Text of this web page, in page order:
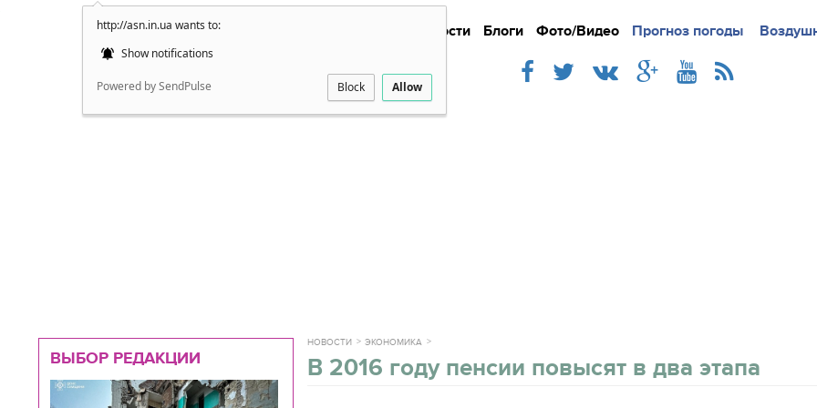
http://asn.in.ua wants to:
Show notifications
Powered by SendPulse Block Allow
Новости Блоги Фото/Видео Прогноз погоды
Подробно Новости
ВЫБОР РЕДАКЦИИ
НОВОСТИ ЭКОНОМИКА
В 2016 году пенсии повысят в два этапа